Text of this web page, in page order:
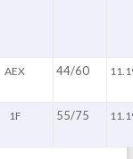
AEX 44/60
1F 55/75